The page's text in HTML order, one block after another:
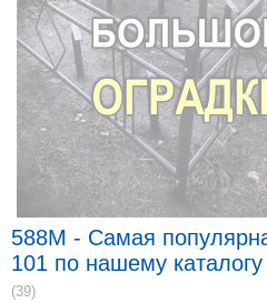
588M - Самая
101 по нашему
(39)